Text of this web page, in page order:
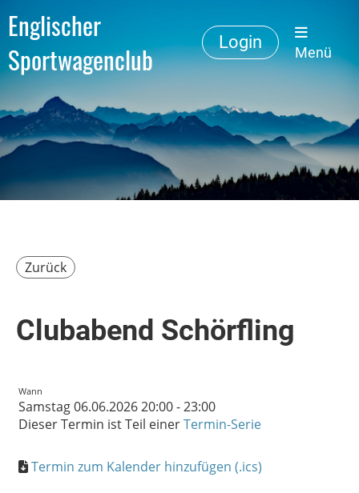
Englischer
Sportwagenclub
Login
Menü
Zurück
Clubabend Schörfling
Wann
Samstag 06.06.2026 20:00 - 23:00
Dieser Termin ist Teil einerTermin-Serie
Termin zum Kalender hinzufügen (.ics)